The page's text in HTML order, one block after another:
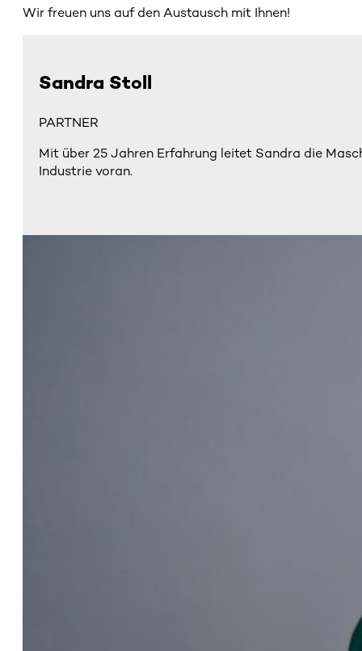
Wir freuen uns auf den Austausch mit Ihnen!
Sandra Stoll
PARTNER
Mit über 25 Jahren Erfahrung leitet Sandra die
Industrie voran.